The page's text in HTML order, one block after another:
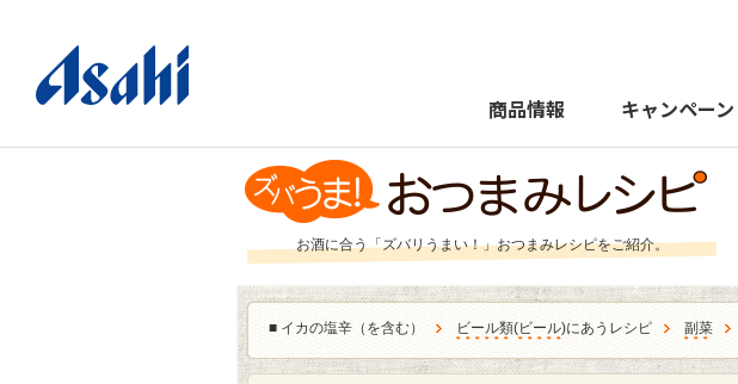
商品情報 キャンペーン
お酒に合う「ズバリうまい！」おつまみレシピをご紹介。
■ イカの塩辛（を含む） ビール類(ビール)にあうレシピ 副菜